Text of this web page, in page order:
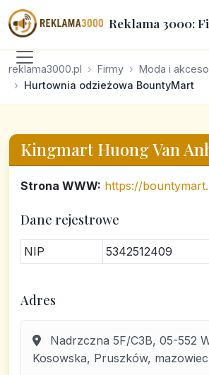
Reklama 3000:
reklama3000.pl Firmy Moda i
Hurtownia odzieżowa BountyMart
Kingmart Huong Van
Strona WWW: https://
Dane rejestrowe
NIP 5342512409
Adres
Nadrzczna 5F/C3B, 05-552
Kosowska, Pruszków,